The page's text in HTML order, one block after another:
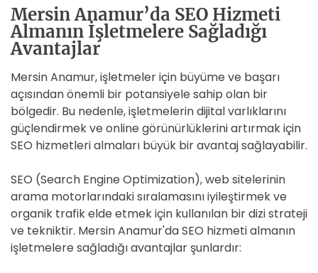
Mersin Anamur’da SEO Hizmeti
Almanın İşletmelere Sağladığı
Avantajlar
Mersin Anamur, işletmeler için büyüme ve başarı
açısından önemli bir potansiyele sahip olan bir
bölgedir. Bu nedenle, işletmelerin dijital varlıklarını
güçlendirmek ve online görünürlüklerini artırmak için
SEO hizmetleri almaları büyük bir avantaj sağlayabilir.
SEO (Search Engine Optimization), web sitelerinin
arama motorlarındaki sıralamasını iyileştirmek ve
organik trafik elde etmek için kullanılan bir dizi strateji
ve tekniktir. Mersin Anamur'da SEO hizmeti almanın
işletmelere sağladığı avantajlar şunlardır: